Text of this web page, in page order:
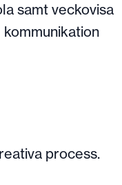
samt veckovisa
process.